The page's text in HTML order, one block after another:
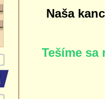
Naša
Tešíme sa